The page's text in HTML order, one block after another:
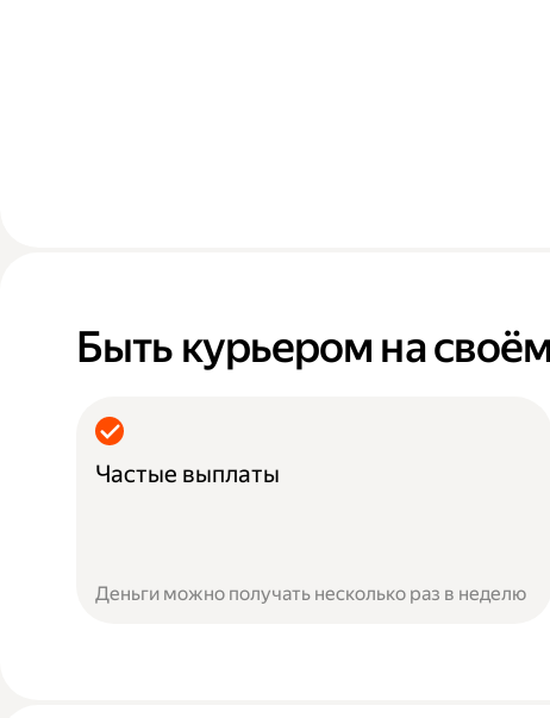
Быть курьером на
Частые выплаты
Деньги можно получать несколько раз в неделю